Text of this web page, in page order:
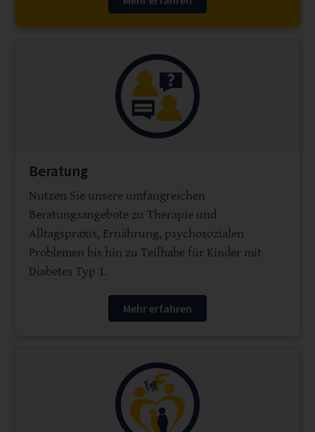
Beratung
Nutzen Sie unsere umfangreichen
Beratungsangebote zu Therapie und
Alltagspraxis, Ernährung, psychosozialen
Problemen bis hin zu Teilhabe für Kinder mit
Diabetes Typ 1.
Mehr erfahren